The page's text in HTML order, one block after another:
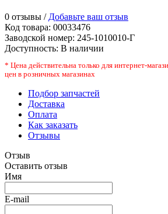
0 отзывы / Добавьте ваш отзыв
Код товара: 00033476
Заводской номер: 245-1010010-Г
Доступность: В наличии
* Цена действительна только для интернет-
цен в розничных магазинах
Подбор запчастей
Доставка
Оплата
Как заказать
Отзывы
Отзыв
Оставить отзыв
Имя
E-mail